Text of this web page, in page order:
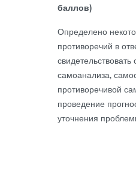
баллов)
Определено
противоречий в
свидетельствовать
самоанализа,
противоречивой
проведение
уточнения